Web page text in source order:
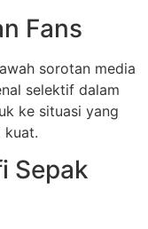
Fans
sorotan media
selektif dalam
ke situasi yang
kuat.
Sepak